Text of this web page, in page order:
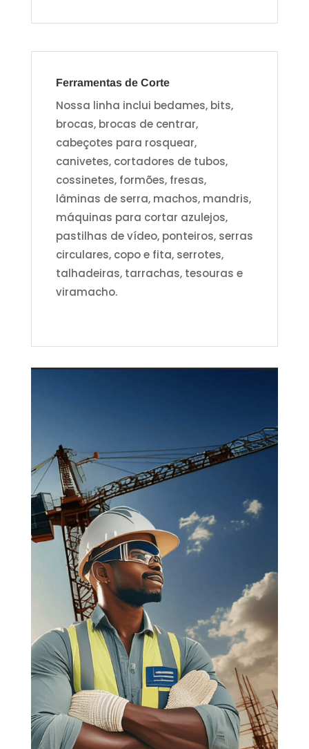
Ferramentas de Corte
Nossa linha inclui bedames, bits,
brocas, brocas de centrar,
cabeçotes para rosquear,
canivetes, cortadores de tubos,
cossinetes, formões, fresas,
lâminas de serra, machos, mandris,
máquinas para cortar azulejos,
pastilhas de vídeo, ponteiros, serras
circulares, copo e fita, serrotes,
talhadeiras, tarrachas, tesouras e
viramacho.